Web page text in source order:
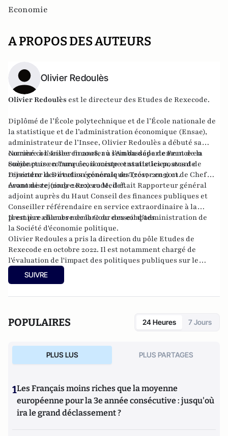
Economie
A PROPOS DES AUTEURS
Olivier Redoulès
Olivier Redoulès est le directeur des Etudes de Rexecode.
Diplômé de l’École polytechnique et de l’École nationale de
la statistique et de l’administration économique (Ensae),
administrateur de l’Insee, Olivier Redoulès a débuté sa
carrière à l’Inseeen 2008, au sein du département de la
conjoncture comme économiste et statisticien, avant de
rejoindre laDirection générale du Trésoren 2011.
Nommé conseiller financier à l’Ambassade de France en
Suède puis en Turquie, il occupe ensuite les postes de
Directeur des études économiques (2017-2019) et de Chef
économiste (2019-2020) auMedef.
Avant de rejoindre Rexecode, il était Rapporteur général
adjoint auprès duHaut Conseil des finances publiques et
Conseiller référendaire en service extraordinaire à la
première chambre de laCour des comptes.
Il est par ailleurs membre du conseil d’administration de
laSociété d'économie politique.
Olivier Redoules a pris la direction du pôle Etudes de
Rexecode en octobre 2022. Il est notamment chargé de
l'évaluation de l'impact des politiques publiques sur le
système productif, la compétitivité, l'emploi et la croissance.
SUIVRE
POPULAIRES 24 Heures 7 Jours
PLUS LUS PLUS PARTAGES
1Les Français moins riches que la moyenne
européenne pour la 3e année consécutive : jusqu'où
ira le grand déclassement ?